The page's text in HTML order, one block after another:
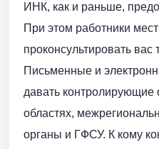
ИНК, как и раньше,
При этом работники
проконсультировать вас
Письменные и
давать контролирующие
областях,
органы и ГФСУ. К кому